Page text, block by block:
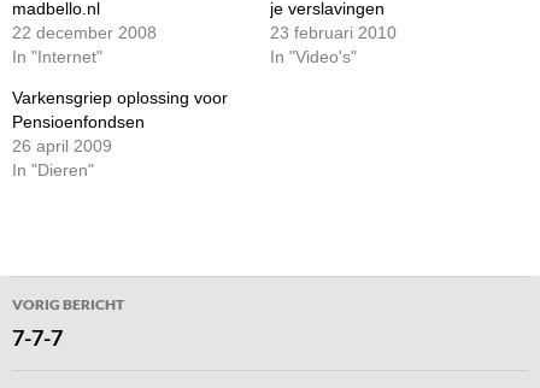
madbello.nl
22 december 2008
In "Internet"
je verslavingen
23 februari 2010
In "Video's"
Varkensgriep oplossing voor
Pensioenfondsen
26 april 2009
In "Dieren"
Bericht
navigatie
VORIG BERICHT
7-7-7